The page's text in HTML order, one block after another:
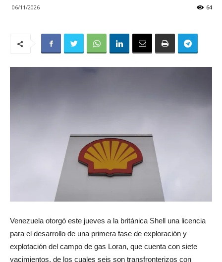
06/11/2026 64
Venezuela otorgó este jueves a la británica Shell una licencia
para el desarrollo de una primera fase de exploración y
explotación del campo de gas Loran, que cuenta con siete
yacimientos, de los cuales seis son transfronterizos con